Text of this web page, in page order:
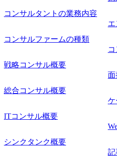
コンサルタントの業務内容
コンサルファームの種類
戦略コンサル概要
総合コンサル概要
ITコンサル概要
シンクタンク概要
面
ケ
記